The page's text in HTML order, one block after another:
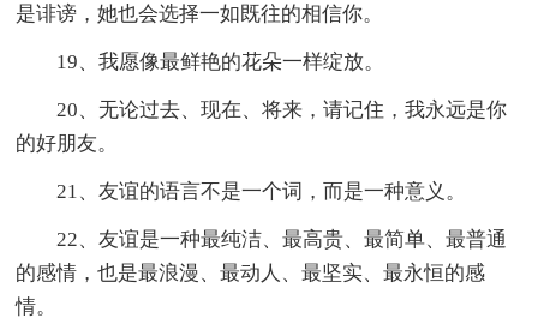
是诽谤，她也会选择一如既往的相信你。
19、我愿像最鲜艳的花朵一样绽放。
20、无论过去、现在、将来，请记住，我永远是你
的好朋友。
21、友谊的语言不是一个词，而是一种意义。
22、友谊是一种最纯洁、最高贵、最简单、最普通
的感情，也是最浪漫、最动人、最坚实、最永恒的感
情。